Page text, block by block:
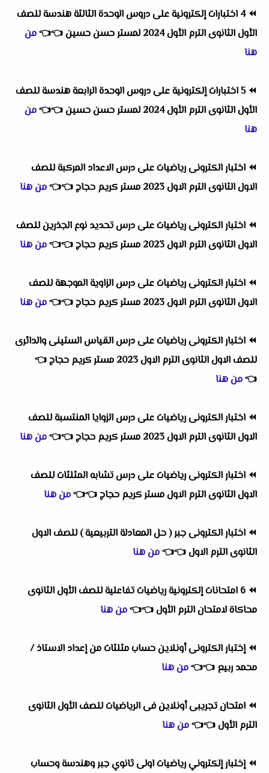
⏪ 4 اختبارات إلكترونية على دروس الوحدة الثالثة هندسة للصف
الأول الثانوى الترم الأول 2024 لمستر حسن حسين
👈
👈من
هنا
⏪ 5 اختبارات إلكترونية على دروس الوحدة الرابعة هندسة للصف
الأول الثانوى الترم الأول 2024 لمستر حسن حسين
👈
👈من
هنا
⏪ اختبار الكترونى رياضيات على درس الاعداد المركبة للصف
الاول الثانوى الترم الاول 2023 مستر كريم حجاج
👈
👈من هنا
⏪ اختبار الكترونى رياضيات على درس تحديد نوع الجذرين للصف
الاول الثانوى الترم الاول 2023 مستر كريم حجاج
👈
👈من هنا
⏪ اختبار الكترونى رياضيات على درس الزاوية الموجهة للصف
الاول الثانوى الترم الاول 2023 مستر كريم حجاج
👈
👈من هنا
⏪ اختبار الكترونى رياضيات على درس القياس الستينى والدائرى
للصف الاول الثانوى الترم الاول 2023 مستر كريم حجاج
👈
👈من هنا
⏪ اختبار الكترونى رياضيات على درس الزوايا المنتسبة للصف
الاول الثانوى الترم الاول 2023 مستر كريم حجاج
👈
👈من هنا
⏪ اختبار الكترونى رياضيات على درس تشابه المثلثات للصف
الاول الثانوى الترم الاول مستر كريم حجاج👈
👈من هنا
⏪ اختبار الكترونى جبر ( حل المعادلة التربيعية ) للصف الاول
الثانوى الترم الاول👈
👈من هنا
⏪
6 امتحانات إلكترونية رياضيات تفاعلية للصف الأول الثانوى
محاكاة لامتحان الترم الأول👈
👈من هنا
⏪إختبار الكترونى أونلاين حساب مثلثات من إعداد الاستاذ /
محمد ربيع 👈
👈من هنا
⏪ امتحان تجريبى أونلاين فى الرياضيات للصف الأول الثانوى
الترم الأول👈
👈من هنا
⏪إختبار إلكتروني رياضيات اولى ثانوي جبر وهندسة وحساب